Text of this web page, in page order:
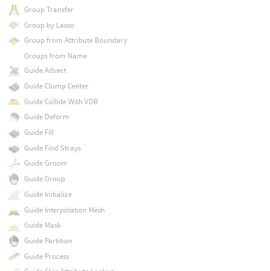
Group Transfer
Group by Lasso
Group from Attribute Boundary
Groups from Name
Guide Advect
Guide Clump Center
Guide Collide With VDB
Guide Deform
Guide Fill
Guide Find Strays
Guide Groom
Guide Group
Guide Initialize
Guide Interpolation Mesh
Guide Mask
Guide Partition
Guide Process